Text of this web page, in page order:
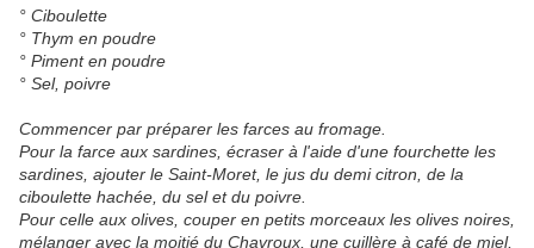
° Ciboulette
° Thym en poudre
° Piment en poudre
° Sel, poivre
Commencer par préparer les farces au fromage.
Pour la farce aux sardines, écraser à l'aide d'une fourchette les
sardines, ajouter le Saint-Moret, le jus du demi citron, de la
ciboulette hachée, du sel et du poivre.
Pour celle aux olives, couper en petits morceaux les olives noires,
mélanger avec la moitié du Chavroux, une cuillère à café de miel,